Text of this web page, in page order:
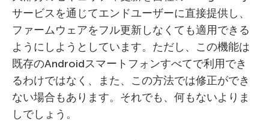
サービスを通じてエンドユーザーに直接提供し、
ファームウェアをフル更新しなくても適用できる
ようにしようとしています。ただし、この機能は
既存のAndroidスマートフォンすべてで利用でき
るわけではなく、また、この方法では修正ができ
ない場合もあります。それでも、何もないよりま
しでしょう。